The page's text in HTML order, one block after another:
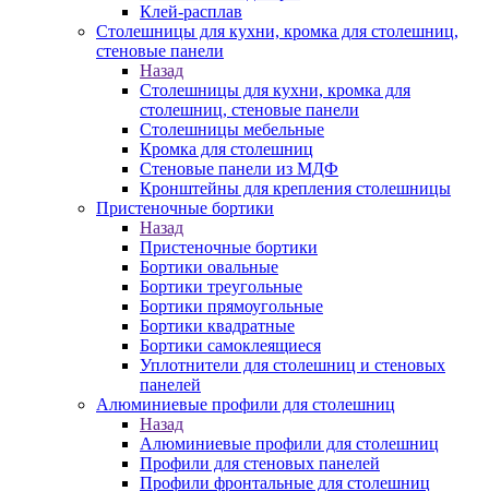
Клей-расплав
Столешницы для кухни, кромка для столешниц,
стеновые панели
Назад
Столешницы для кухни, кромка для
столешниц, стеновые панели
Столешницы мебельные
Кромка для столешниц
Стеновые панели из МДФ
Кронштейны для крепления столешницы
Пристеночные бортики
Назад
Пристеночные бортики
Бортики овальные
Бортики треугольные
Бортики прямоугольные
Бортики квадратные
Бортики самоклеящиеся
Уплотнители для столешниц и стеновых
панелей
Алюминиевые профили для столешниц
Назад
Алюминиевые профили для столешниц
Профили для стеновых панелей
Профили фронтальные для столешниц